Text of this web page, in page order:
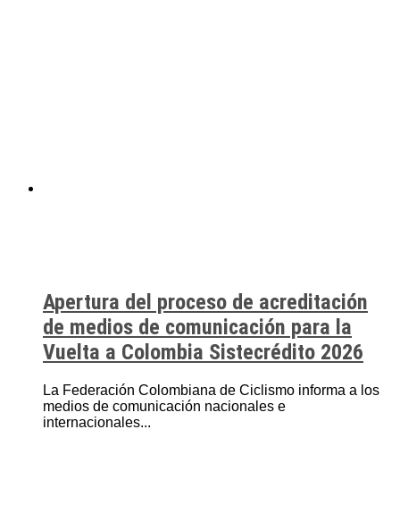
Apertura del proceso de acreditación
de medios de comunicación para la
Vuelta a Colombia Sistecrédito 2026
La Federación Colombiana de Ciclismo informa a los
medios de comunicación nacionales e
internacionales...